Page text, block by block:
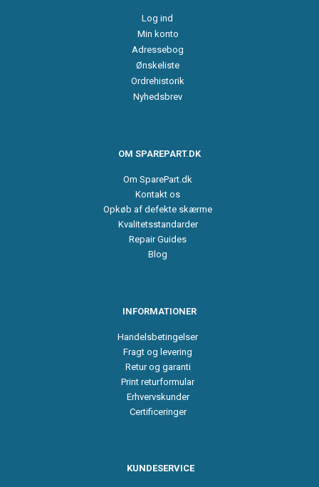
Log ind
Min konto
Adressebog
Ønskeliste
Ordrehistorik
Nyhedsbrev
OM SPAREPART.DK
Om SparePart.dk
Kontakt os
Opkøb af defekte skærme
Kvalitetsstandarder
Repair Guides
Blog
INFORMATIONER
Handelsbetingelser
Fragt og levering
Retur og garanti
Print returformular
Erhvervskunder
Certificeringer
KUNDESERVICE